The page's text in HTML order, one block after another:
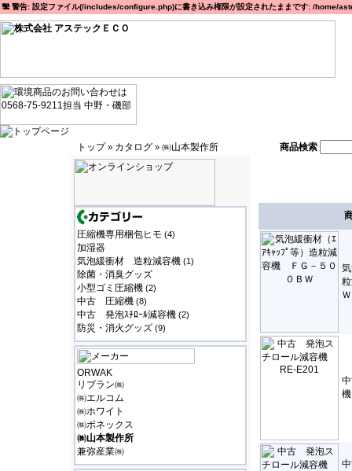
警告: 設定ファイル(/includes/configure.php)に書き込み権限が設定されたままです: /
トップ» カタログ » ㈱山本製作所 商品検索
圧縮機専用梱包ヒモ (4)
加湿器
気泡緩衝材 造粒減容機 (1)
除菌・消臭グッズ
小型ゴミ圧縮機 (2)
中古 圧縮機 (8)
中古 発泡ｽﾁﾛｰﾙ減容機 (2)
防災・消火グッズ (9)
ORWAK
リブラン㈱
㈱エルコム
㈱ホワイト
㈱ボネックス
㈱山本製作所
兼弥産業㈱
Ｗ